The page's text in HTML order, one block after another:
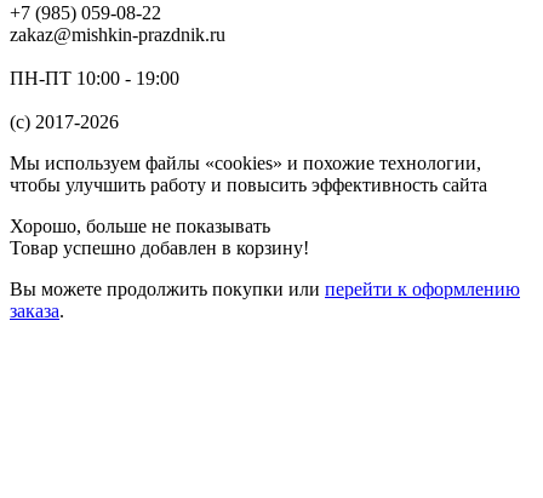
+7 (985) 059-08-22
zakaz@mishkin-prazdnik.ru
ПН-ПТ 10:00 - 19:00
(c) 2017-2026
Мы используем файлы «cookies» и похожие технологии,
чтобы улучшить работу и повысить эффективность сайта
Хорошо, больше не показывать
Товар успешно добавлен в корзину!
Вы можете продолжить покупки или перейти к оформлению
заказа.